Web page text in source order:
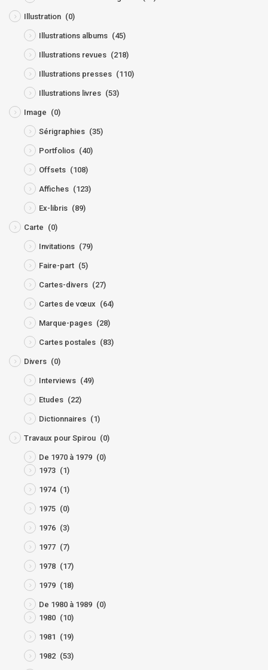
Illustration (0)
Illustrations albums (45)
Illustrations revues (218)
Illustrations presses (110)
Illustrations livres (53)
Image (0)
Sérigraphies (35)
Portfolios (40)
Offsets (108)
Affiches (123)
Ex-libris (89)
Carte (0)
Invitations (79)
Faire-part (5)
Cartes-divers (27)
Cartes de vœux (64)
Marque-pages (28)
Cartes postales (83)
Divers (0)
Interviews (49)
Etudes (22)
Dictionnaires (1)
Travaux pour Spirou (0)
De 1970 à 1979 (0)
1973 (1)
1974 (1)
1975 (0)
1976 (3)
1977 (7)
1978 (17)
1979 (18)
De 1980 à 1989 (0)
1980 (10)
1981 (19)
1982 (53)